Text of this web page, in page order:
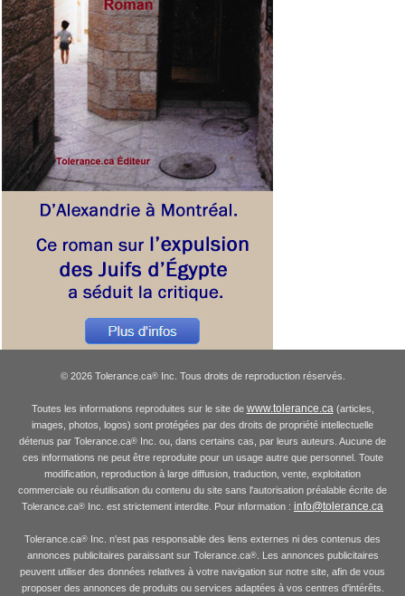
© 2026 Tolerance.ca®Inc. Tous droits de reproduction réservés.
Toutes les informations reproduites sur le site de www.tolerance.ca(articles,
images, photos, logos) sont protégées par des droits de propriété intellectuelle
détenus par Tolerance.ca® Inc. ou, dans certains cas, par leurs auteurs. Aucune de
ces informations ne peut être reproduite pour un usage autre que personnel. Toute
modification, reproduction à large diffusion, traduction, vente, exploitation
commerciale ou réutilisation du contenu du site sans l'autorisation préalable écrite de
Tolerance.ca® Inc. est strictement interdite. Pour information : info@tolerance.ca
Tolerance.ca® Inc. n'est pas responsable des liens externes ni des contenus des
annonces publicitaires paraissant sur Tolerance.ca®. Les annonces publicitaires
peuvent utiliser des données relatives à votre navigation sur notre site, afin de vous
proposer des annonces de produits ou services adaptées à vos centres d'intérêts.